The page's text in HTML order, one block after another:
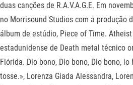
duas canções de R.A.V.A.G.E. Em
no Morrisound Studios com a produção
álbum de estúdio, Piece of Time.
estadunidense de Death metal técnico
Flórida. Dio bono, Dio bono, Dio bono,
tosse.», Lorenza Giada Alessandra,